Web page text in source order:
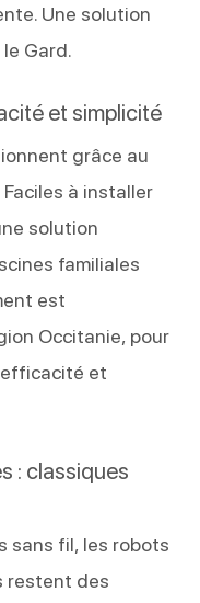
Une solution
Gard.
et simplicité
grâce au
à installer
solution
familiales
est
Occitanie, pour
et
: classiques
sans fil, les robots
restent des